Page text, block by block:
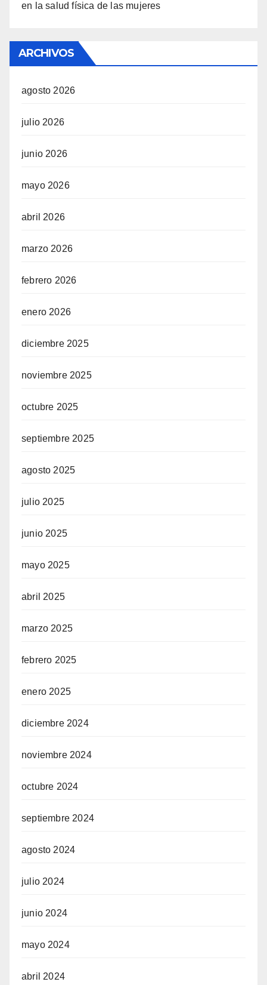
en la salud física de las mujeres
ARCHIVOS
agosto 2026
julio 2026
junio 2026
mayo 2026
abril 2026
marzo 2026
febrero 2026
enero 2026
diciembre 2025
noviembre 2025
octubre 2025
septiembre 2025
agosto 2025
julio 2025
junio 2025
mayo 2025
abril 2025
marzo 2025
febrero 2025
enero 2025
diciembre 2024
noviembre 2024
octubre 2024
septiembre 2024
agosto 2024
julio 2024
junio 2024
mayo 2024
abril 2024